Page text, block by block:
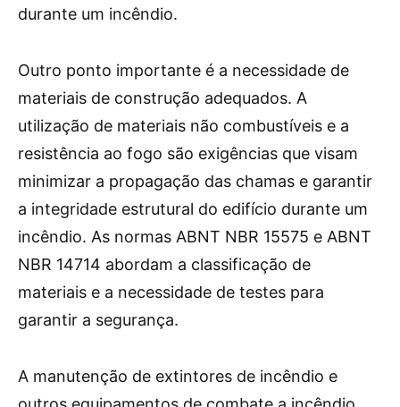
durante um incêndio.
Outro ponto importante é a necessidade de
materiais de construção adequados. A
utilização de materiais não combustíveis e a
resistência ao fogo são exigências que visam
minimizar a propagação das chamas e garantir
a integridade estrutural do edifício durante um
incêndio. As normas ABNT NBR 15575 e ABNT
NBR 14714 abordam a classificação de
materiais e a necessidade de testes para
garantir a segurança.
A manutenção de extintores de incêndio e